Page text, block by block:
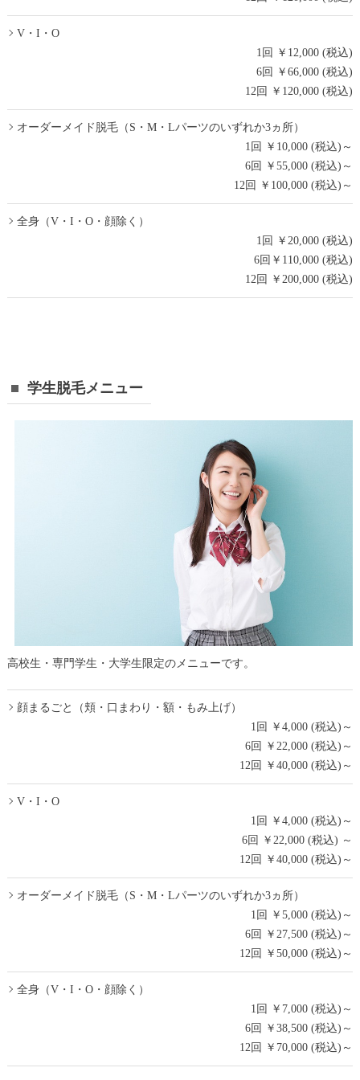
V・I・O
1回 ￥12,000 (税込)
6回 ￥66,000 (税込)
12回 ￥120,000 (税込)
オーダーメイド脱毛（S・M・Lパーツのいずれか3ヵ所）
1回 ￥10,000 (税込)～
6回 ￥55,000 (税込)～
12回 ￥100,000 (税込)～
全身（V・I・O・顔除く）
1回 ￥20,000 (税込)
6回￥110,000 (税込)
12回 ￥200,000 (税込)
学生脱毛メニュー
高校生・専門学生・大学生限定のメニューです。
顔まるごと（頬・口まわり・額・もみ上げ）
1回 ￥4,000 (税込)～
6回 ￥22,000 (税込)～
12回 ￥40,000 (税込)～
V・I・O
1回 ￥4,000 (税込)～
6回 ￥22,000 (税込) ～
12回 ￥40,000 (税込)～
オーダーメイド脱毛（S・M・Lパーツのいずれか3ヵ所）
1回 ￥5,000 (税込)～
6回 ￥27,500 (税込)～
12回 ￥50,000 (税込)～
全身（V・I・O・顔除く）
1回 ￥7,000 (税込)～
6回 ￥38,500 (税込)～
12回 ￥70,000 (税込)～